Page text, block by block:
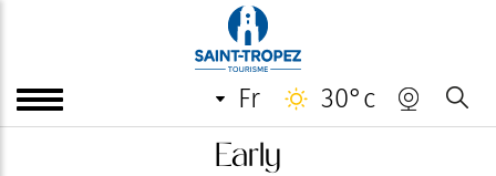
fr 30°c
Early